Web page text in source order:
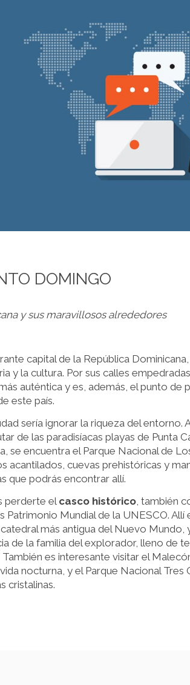
DOMINGO
y sus maravillosos alrededores
capital de la República
y la cultura. Por sus calles
auténtica y es, además, el punto de
este país.
sería ignorar la riqueza del entorno.
de las paradisíacas playas de Punta
se encuentra el Parque Nacional de
acantilados, cuevas prehistóricas y
que podrás encontrar allí.
perderte elcasco histórico, también
Patrimonio Mundial de la UNESCO. Allí
más antigua del Nuevo Mundo,
de la familia del explorador, lleno de
es interesante visitar el
nocturna, y el Parque Nacional Tres
cristalinas.